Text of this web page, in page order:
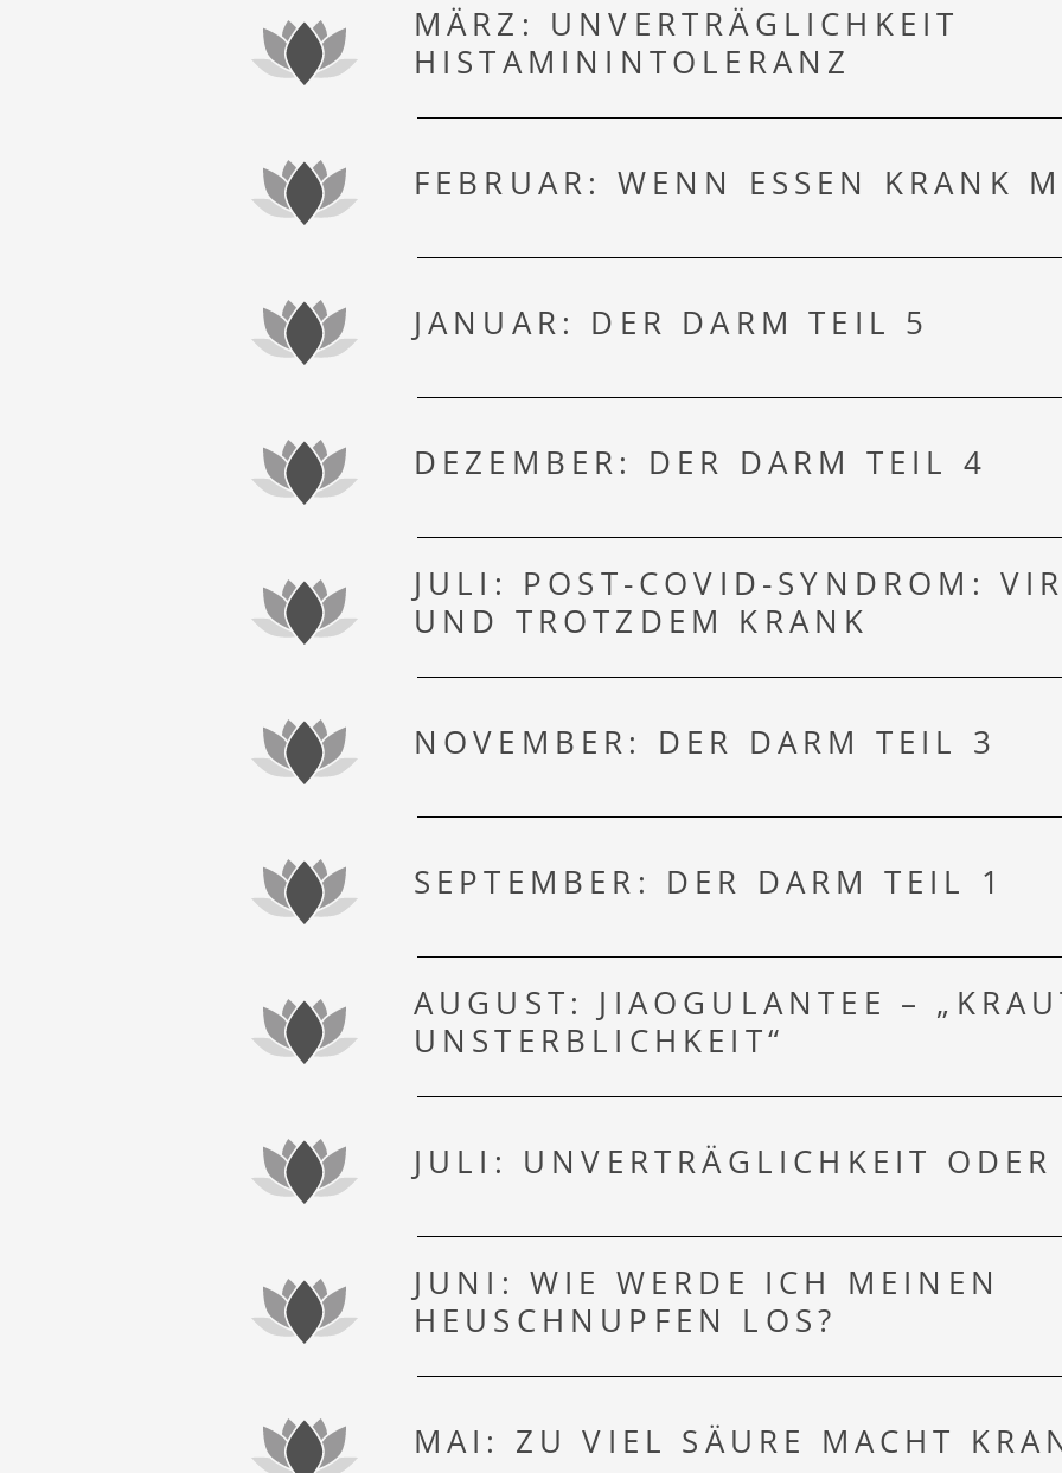
MÄRZ: UNVERTRÄGLICHKEIT
HISTAMININTOLERANZ
FEBRUAR: WENN ESSEN KRANK
JANUAR: DER DARM TEIL 5
DEZEMBER: DER DARM TEIL 4
JULI: POST-COVID-SYNDROM:
UND TROTZDEM KRANK
NOVEMBER: DER DARM TEIL 3
SEPTEMBER: DER DARM TEIL 1
AUGUST: JIAOGULANTEE –
UNSTERBLICHKEIT“
JULI: UNVERTRÄGLICHKEIT ODER
JUNI: WIE WERDE ICH MEINEN
HEUSCHNUPFEN LOS?
MAI: ZU VIEL SÄURE MACHT